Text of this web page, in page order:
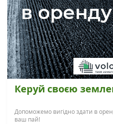
Керуй своєю
Допоможемо вигідно здати в
ваш пай!